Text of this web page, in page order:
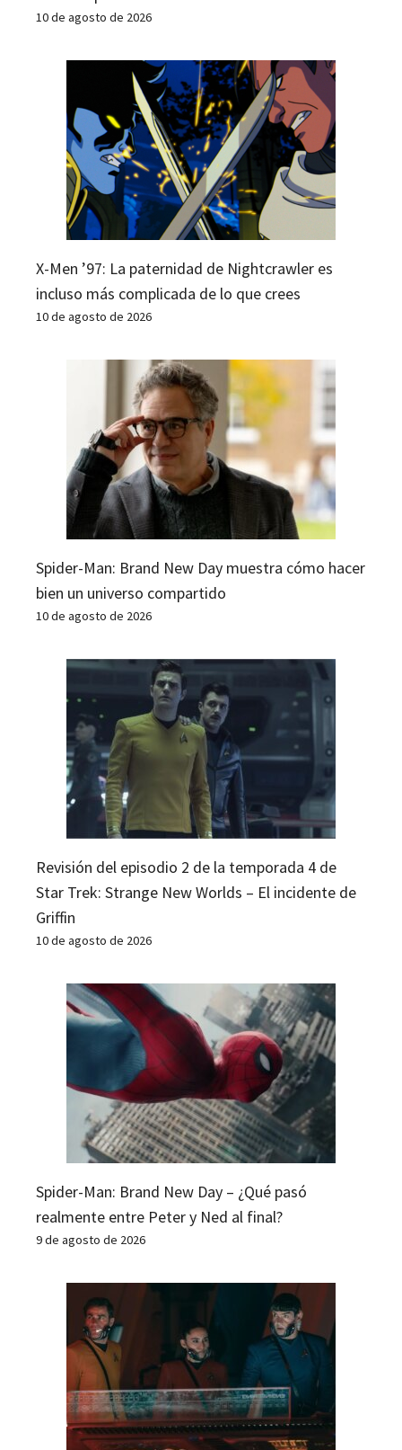
10 de agosto de 2026
X-Men ’97: La paternidad de Nightcrawler es
incluso más complicada de lo que crees
10 de agosto de 2026
Spider-Man: Brand New Day muestra cómo hacer
bien un universo compartido
10 de agosto de 2026
Revisión del episodio 2 de la temporada 4 de
Star Trek: Strange New Worlds – El incidente de
Griffin
10 de agosto de 2026
Spider-Man: Brand New Day – ¿Qué pasó
realmente entre Peter y Ned al final?
9 de agosto de 2026